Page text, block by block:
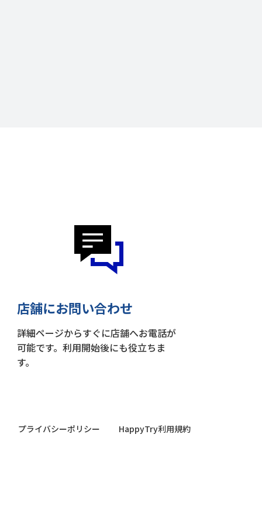
店舗にお問い合わせ
詳細ページからすぐに店舗へお電話が
可能です。利用開始後にも役立ちま
す。
プライバシーポリシー HappyTry利用規約